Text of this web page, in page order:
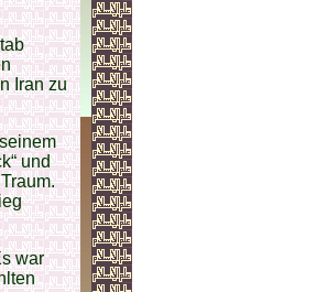
Iran zu
und
war